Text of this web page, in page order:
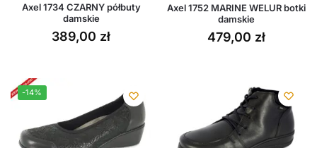
Axel 1734 CZARNY półbuty
damskie
389,00 zł
Axel 1752 MARINE WELUR botki
damskie
479,00 zł
-14%